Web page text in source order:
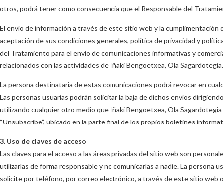
otros, podrá tener como consecuencia que el Responsable del
El envío de información a través de este sitio web y la
aceptación de sus condiciones generales, política de privacidad y
del Tratamiento para el envío de comunicaciones informativas y
relacionados con las actividades de Iñaki Bengoetxea, Ola Sagardotegia.
La persona destinataria de estas comunicaciones podrá revocar en
Las personas usuarias podrán solicitar la baja de dichos envíos
utilizando cualquier otro medio que Iñaki Bengoetxea, Ola
“Unsubscribe”, ubicado en la parte final de los propios boletines
3. Uso de claves de acceso
Las claves para el acceso a las áreas privadas del sitio web son
utilizarlas de forma responsable y no comunicarlas a nadie. La persona
solicite por teléfono, por correo electrónico, a través de este sitio web